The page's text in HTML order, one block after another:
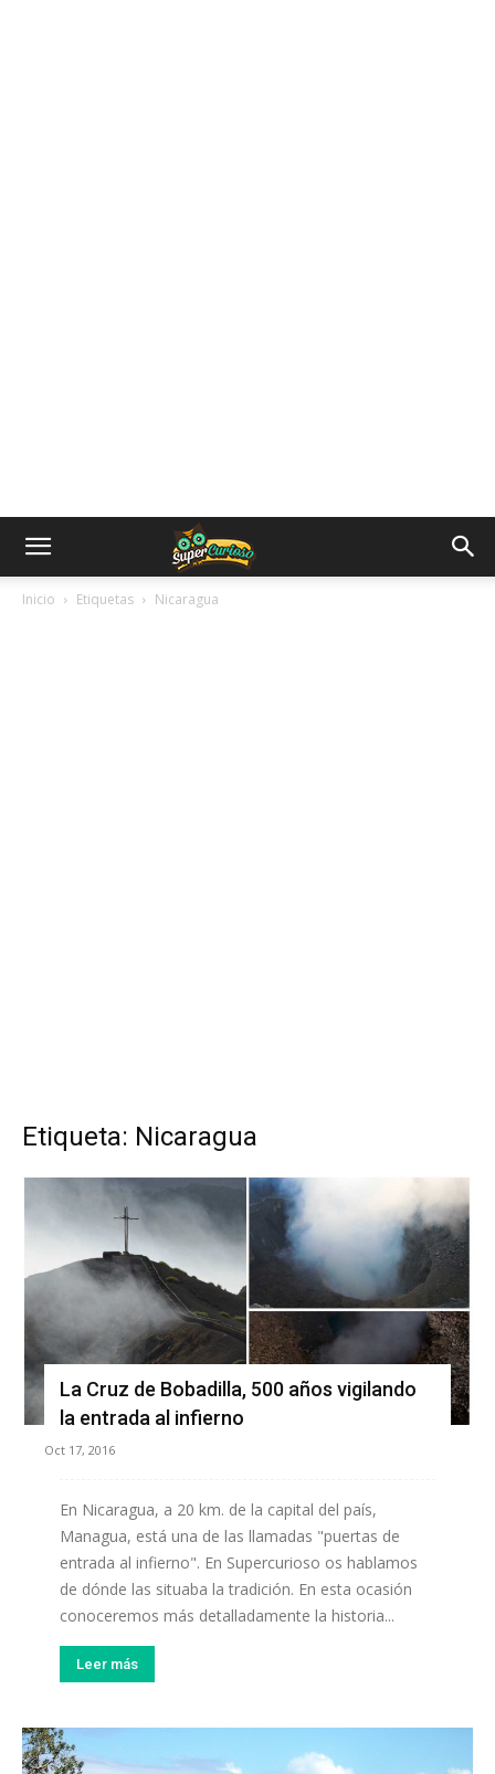
Inicio Etiquetas Nicaragua
Etiqueta: Nicaragua
La Cruz de Bobadilla, 500 años vigilando
la entrada al infierno
Oct 17, 2016
En Nicaragua, a 20 km. de la capital del país,
Managua, está una de las llamadas "puertas de
entrada al infierno". En Supercurioso os hablamos
de dónde las situaba la tradición. En esta ocasión
conoceremos más detalladamente la historia...
Leer más